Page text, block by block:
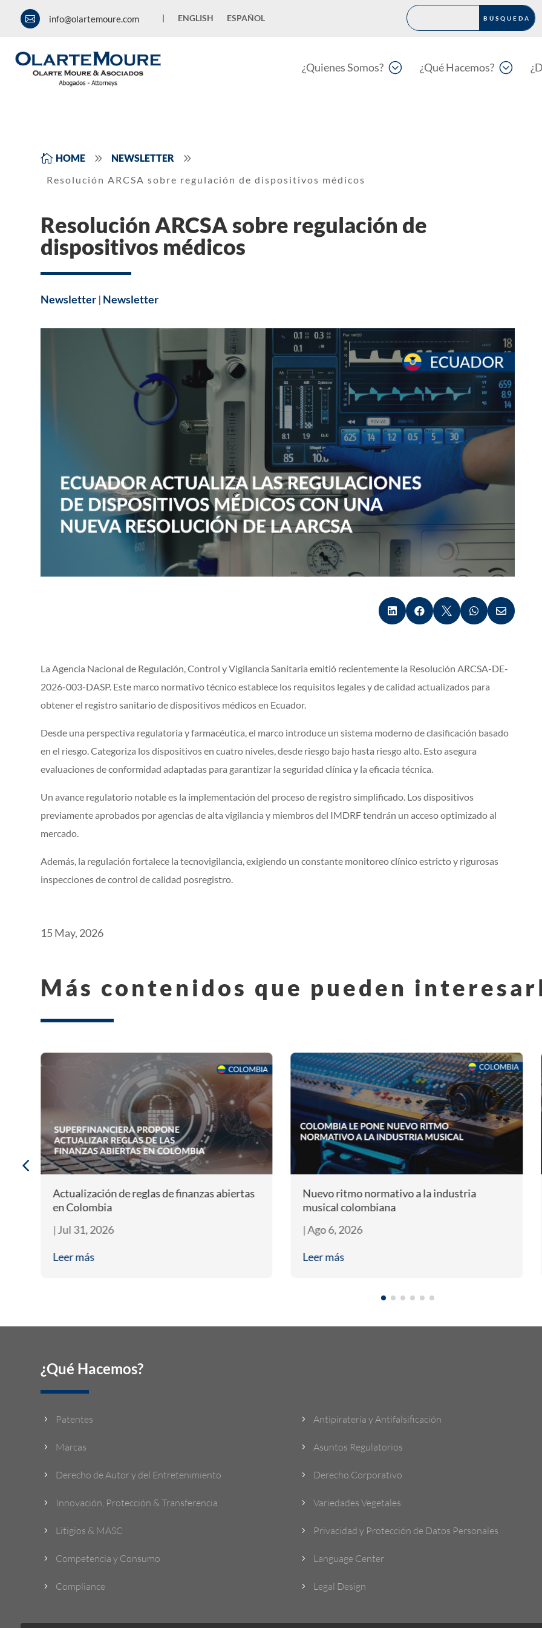
 info@olartemoure.com | ENGLISH ESPAÑOL
;
¿Quienes Somos? ;
¿Qué Hacemos?
 HOME 9 NEWSLETTER 9
Resolución ARCSA sobre regulación de dispositivos médicos
Resolución ARCSA sobre regulación de
dispositivos médicos
Newsletter| Newsletter
    
La Agencia Nacional de Regulación, Control y Vigilancia Sanitaria emitió recientemente la Resolución ARCSA-DE-
2026-003-DASP. Este marco normativo técnico establece los requisitos legales y de calidad actualizados para
obtener el registro sanitario de dispositivos médicos en Ecuador.
Desde una perspectiva regulatoria y farmacéutica, el marco introduce un sistema moderno de clasificación basado
en el riesgo. Categoriza los dispositivos en cuatro niveles, desde riesgo bajo hasta riesgo alto. Esto asegura
evaluaciones de conformidad adaptadas para garantizar la seguridad clínica y la eficacia técnica.
Un avance regulatorio notable es la implementación del proceso de registro simplificado. Los dispositivos
previamente aprobados por agencias de alta vigilancia y miembros del IMDRF tendrán un acceso optimizado al
mercado.
Además, la regulación fortalece la tecnovigilancia, exigiendo un constante monitoreo clínico estricto y rigurosas
inspecciones de control de calidad posregistro.
15 May, 2026
Más contenidos que pueden
Actualización de reglas de finanzas abiertas
en Colombia
| Jul 31, 2026
Leer más
Nuevo ritmo normativo a la industria
musical colombiana
| Ago 6, 2026
Leer más
¿Qué Hacemos?
5 Patentes
5 Marcas
5 Derecho de Autor y del Entretenimiento
5 Innovación, Protección & Transferencia
5 Litigios & MASC
5 Competencia y Consumo
5 Compliance
5 Antipiratería y Antifalsificación
5 Asuntos Regulatorios
5 Derecho Corporativo
5 Variedades Vegetales
5 Privacidad y Protección de Datos Personales
5 Language Center
5 Legal Design